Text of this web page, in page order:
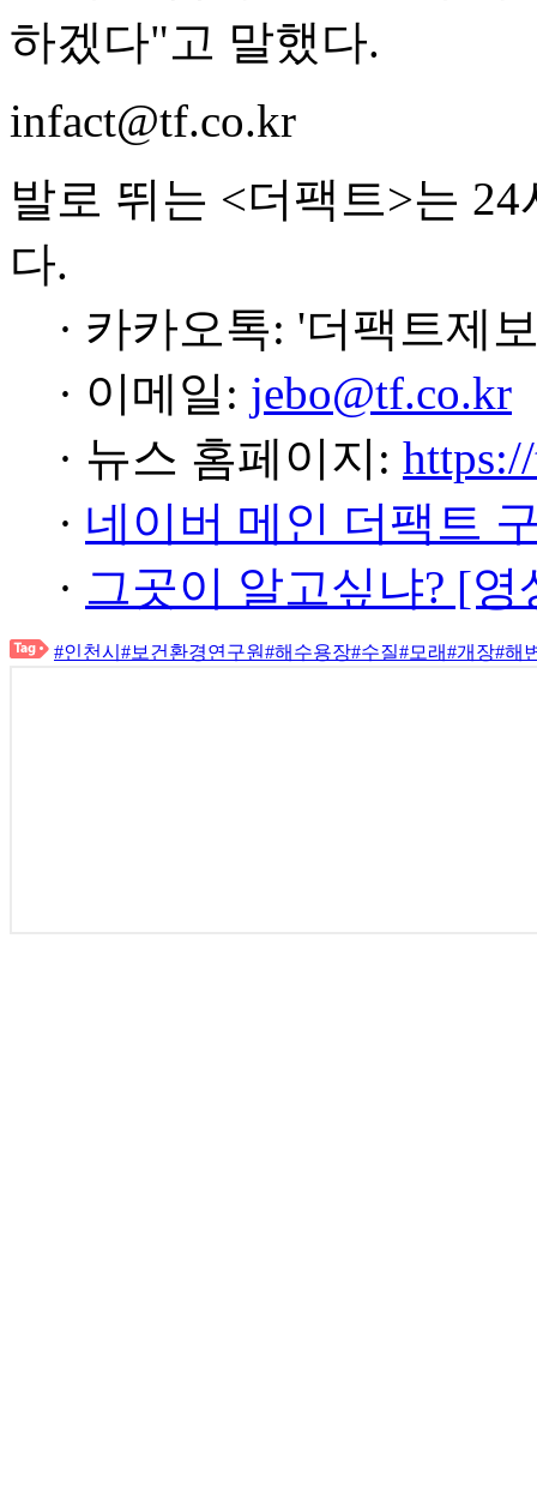
하겠다"고 말했다.
infact@tf.co.kr
발로 뛰는 <더팩트>는
다.
· 카카오톡: '더팩트제
· 이메일: jebo@tf.co.kr
· 뉴스 홈페이지:
· 네이버 메인 더팩트
· 그곳이 알고싶냐? [
#인천시 #보건환경연구원#해수용장#수질#모래#개장#해